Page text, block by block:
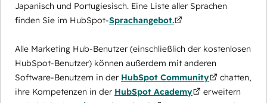
Japanisch und Portugiesisch. Eine Liste aller Sprachen
finden Sie im HubSpot-Sprachangebot.
Alle Marketing Hub-Benutzer (einschließlich der kostenlosen
HubSpot-Benutzer) können außerdem mit anderen
Software-Benutzern in der HubSpot Community
chatten,
ihre Kompetenzen in der HubSpot Academy
erweitern